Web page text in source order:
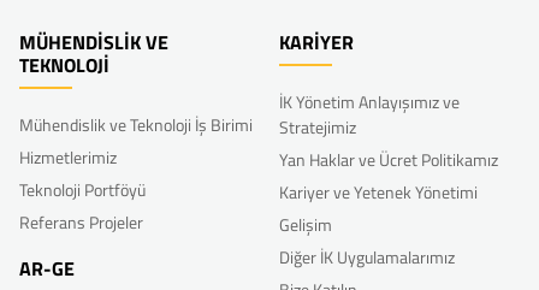
MÜHENDİSLİK VE
TEKNOLOJİ
Mühendislik ve Teknoloji İş Birimi
Hizmetlerimiz
Teknoloji Portföyü
Referans Projeler
AR-GE
KARİYER
İK Yönetim Anlayışımız ve
Stratejimiz
Yan Haklar ve Ücret Politikamız
Kariyer ve Yetenek Yönetimi
Gelişim
Diğer İK Uygulamalarımız